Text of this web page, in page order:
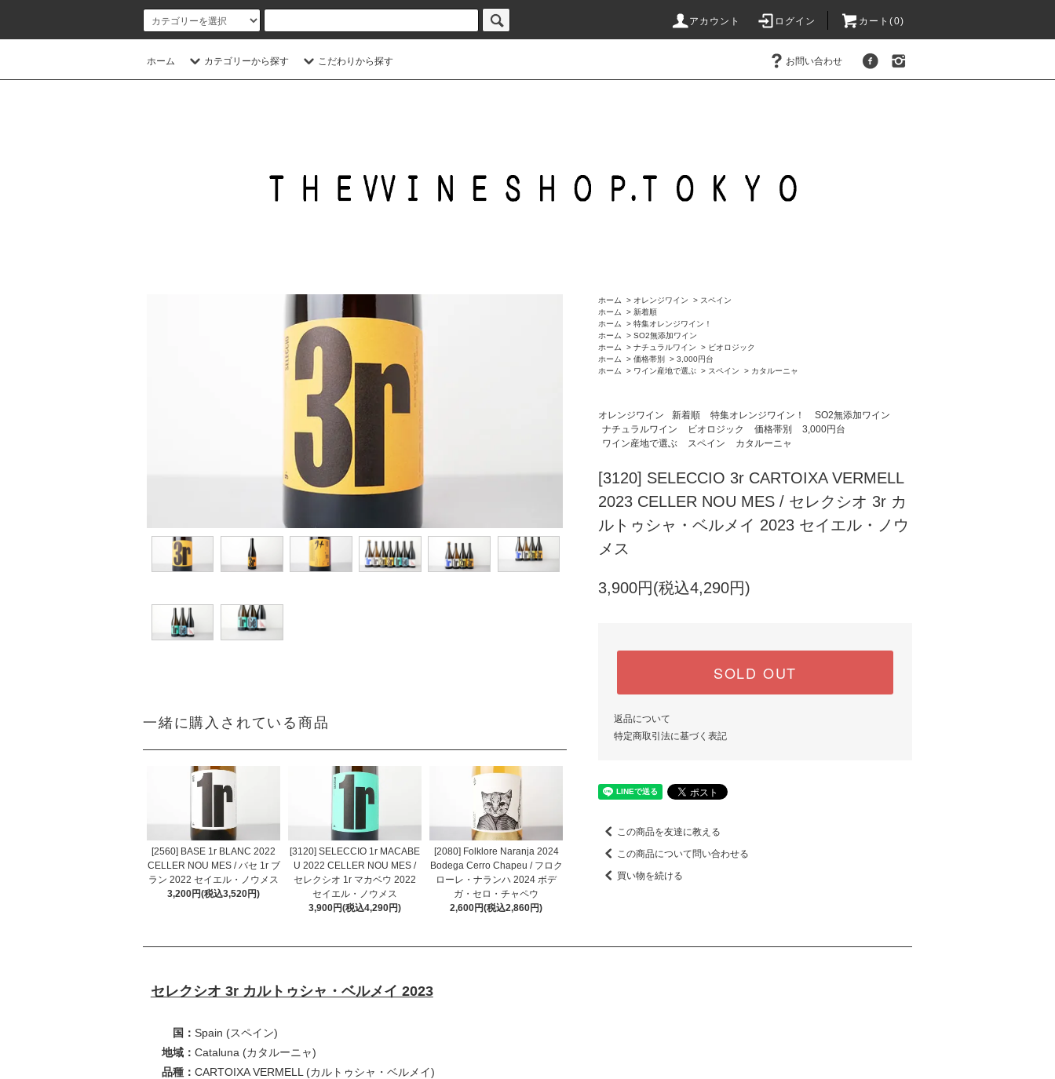
アカウント ログイン カート(0)
ホーム カテゴリーから探す こだわりから探す お問い合わせ
一緒に購入されている商品
[2560] BASE 1r BLANC 2022
CELLER NOU MES / バセ 1r ブ
ラン 2022 セイエル・ノウメス
3,200円(税込3,520円)
[3120] SELECCIO 1r MACABE
U 2022 CELLER NOU MES /
セレクシオ 1r マカベウ 2022
セイエル・ノウメス
3,900円(税込4,290円)
[2080] Folklore Naranja 2024
Bodega Cerro Chapeu / フロク
ローレ・ナランハ 2024 ボデ
ガ・セロ・チャペウ
2,600円(税込2,860円)
ホーム > オレンジワイン > スペイン
ホーム
> 新着順
ホーム
> 特集オレンジワイン！
ホーム
> SO2無添加ワイン
ホーム
> ナチュラルワイン > ビオロジック
ホーム
> 価格帯別 > 3,000円台
ホーム
> ワイン産地で選ぶ > スペイン > カタルーニャ
オレンジワイン 新着順 特集オレンジワイン！
SO2無添加ワイン
ナチュラルワイン
ビオロジック 価格帯別
3,000円台
ワイン産地で選ぶ
スペイン カタルーニャ
[3120] SELECCIO 3r CARTOIXA VERMELL
2023 CELLER NOU MES / セレクシオ 3r カ
ルトゥシャ・ベルメイ 2023 セイエル・ノウ
メス
3,900円(税込4,290円)
SOLD OUT
返品について
特定商取引法に基づく表記
この商品を友達に教える
この商品について問い合わせる
買い物を続ける
セレクシオ 3r カルトゥシャ・ベルメイ 2023
国： Spain (スペイン)
地域： Cataluna (カタルーニャ)
品種： CARTOIXA VERMELL (カルトゥシャ・ベルメイ)